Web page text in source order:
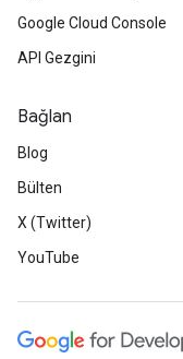
Google Cloud Console
API Gezgini
Bağlan
Blog
Bülten
X (Twitter)
YouTube